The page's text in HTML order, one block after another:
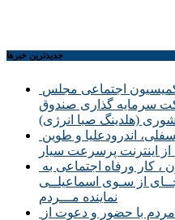
جديدترين خبرها
سرمایه گذاری صندوق
(هلدینگ صبا انرژی)
اینترنت پرسرعت سیار
از سـوی اسماعیلــی
نماینده مـــردم